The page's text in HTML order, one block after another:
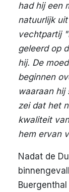
had hij een
natuurlijk
vechtpartij
geleerd op
hij. De
beginnen
waaraan hij
zei dat het
kwaliteit
hem ervan
Nadat de